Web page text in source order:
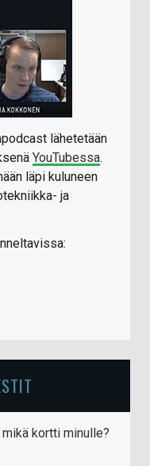
lähetetään
YouTubessa.
läpi kuluneen
ja
kortti minulle?